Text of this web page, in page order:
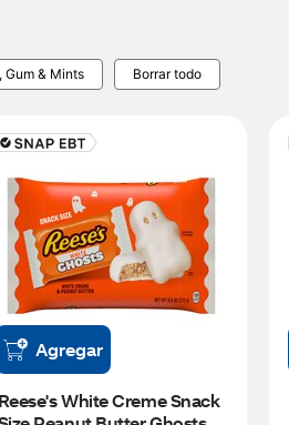
Gum & Mints Borrar todo
Agregar
Reese's White Creme Snack